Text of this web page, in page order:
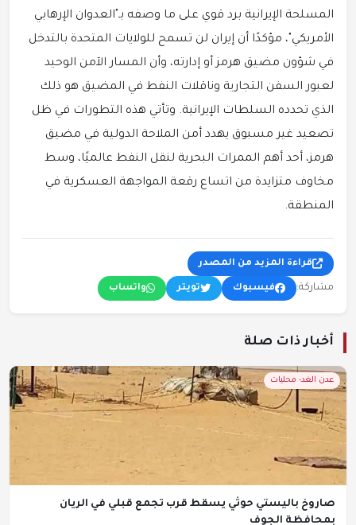
المسلحة الإيرانية برد قوي على ما وصفه بـ"العدوان الإرهابي
الأمريكي"، مؤكدًا أن إيران لن تسمح للولايات المتحدة بالتدخل
في شؤون مضيق هرمز أو إدارته، وأن المسار الآمن الوحيد
لعبور السفن التجارية وناقلات النفط في المضيق هو ذلك
الذي تحدده السلطات الإيرانية. وتأتي هذه التطورات في ظل
تصعيد غير مسبوق يهدد أمن الملاحة الدولية في مضيق
هرمز، أحد أهم الممرات البحرية لنقل النفط عالميًا، وسط
مخاوف متزايدة من اتساع رقعة المواجهة العسكرية في
المنطقة.
قراءة المزيد من المصدر
مشاركة: فيسبوك تويتر واتساب
أخبار ذات صلة
عدن الغد- محليات
صاروخ باليستي حوثي يسقط قرب تجمع قبلي في الريان
بمحافظة الجوف